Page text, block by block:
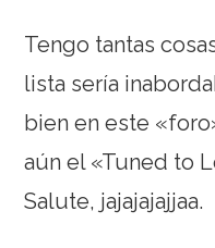
Tengo tantas
lista sería
bien en este
aún el «Tuned to
Salute, jajajajajjaa.